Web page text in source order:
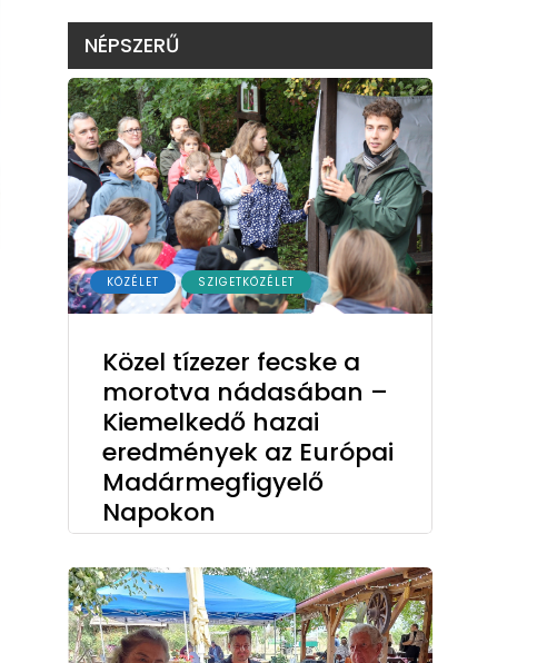
NÉPSZERŰ
KÖZÉLET SZIGETKÖZÉLET
Közel tízezer fecske a
morotva nádasában –
Kiemelkedő hazai
eredmények az Európai
Madármegfigyelő
Napokon